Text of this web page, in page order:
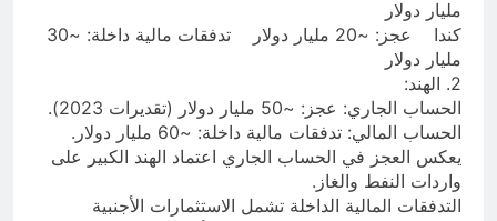
مليار دولار
كندا عجز: ~20 مليار دولار تدفقات مالية داخلة: ~30
مليار دولار
2. الهند:
الحساب الجاري: عجز: ~50 مليار دولار (تقديرات 2023).
الحساب المالي: تدفقات مالية داخلة: ~60 مليار دولار.
يعكس العجز في الحساب الجاري اعتماد الهند الكبير على
واردات النفط والغاز.
التدفقات المالية الداخلة تشمل الاستثمارات الأجنبية